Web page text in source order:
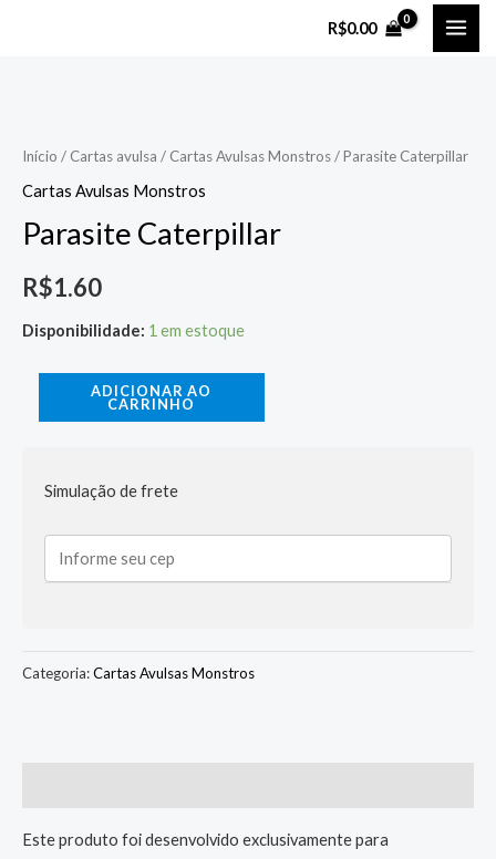
R$0.00
Início / Cartas avulsa / Cartas Avulsas Monstros/ Parasite Caterpillar
Cartas Avulsas Monstros
Parasite Caterpillar
R$1.60
Disponibilidade: 1 em estoque
quantidade
ADICIONAR AO
CARRINHO
Simulação de frete
Categoria:Cartas Avulsas Monstros
Este produto foi desenvolvido exclusivamente para